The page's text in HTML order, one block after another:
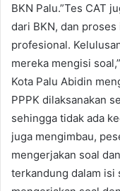
BKN Palu.”Tes CAT
dari BKN, dan
profesional.
mereka mengisi
Kota Palu Abidin
PPPK dilaksanakan
sehingga tidak ada
juga mengimbau,
mengerjakan soal
terkandung dalam isi